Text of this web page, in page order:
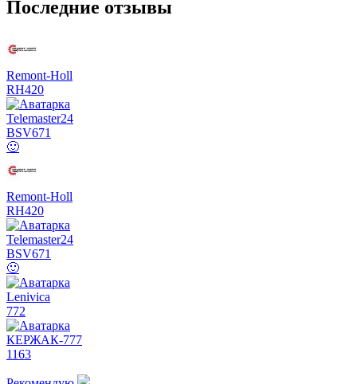
Последние отзывы
Remont-Holl
RH420
Telemaster24
BSV671
🙂
Remont-Holl
RH420
Telemaster24
BSV671
🙂
Lenivica
772
КЕРЖАК-777
1163